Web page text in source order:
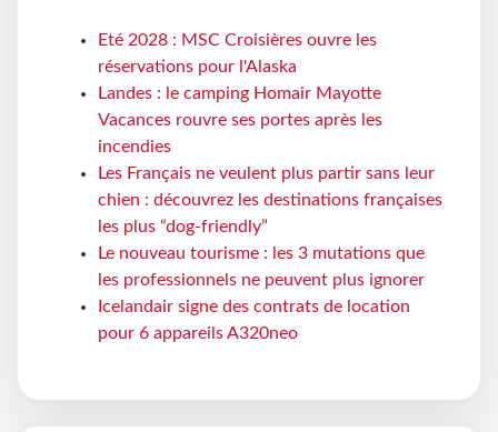
Eté 2028 : MSC Croisières ouvre les
réservations pour l'Alaska
Landes : le camping Homair Mayotte
Vacances rouvre ses portes après les
incendies
Les Français ne veulent plus partir sans leur
chien : découvrez les destinations françaises
les plus “dog-friendly”
Le nouveau tourisme : les 3 mutations que
les professionnels ne peuvent plus ignorer
Icelandair signe des contrats de location
pour 6 appareils A320neo